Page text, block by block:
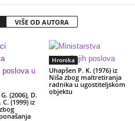
VIŠE OD AUTORA
(2006), D.
C. (1999) iz
Hronika
Uhapšen P. K. (1976) iz
Niša zbog maltretiranja
radnika u ugostiteljskom
objektu